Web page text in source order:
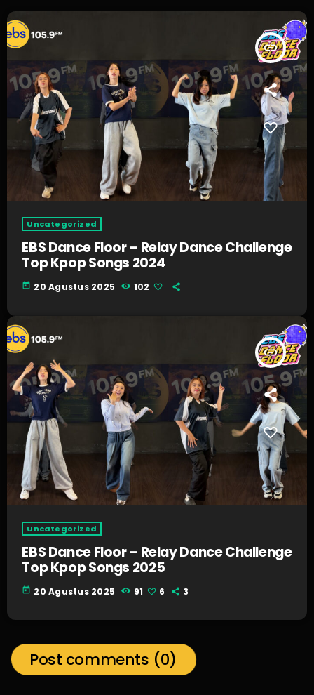
insert_link
Uncategorized
EBS Dance Floor – Relay Dance Challenge
Top Kpop Songs 2024
today 20 Agustus 2025 102
insert_link
Uncategorized
EBS Dance Floor – Relay Dance Challenge
Top Kpop Songs 2025
today 20 Agustus 2025 91 6 3
Post comments (0)